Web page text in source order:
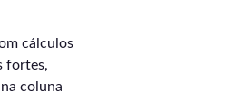
cálculos
fortes,
coluna